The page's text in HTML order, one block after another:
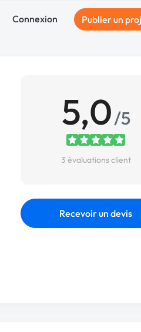
Connexion Publier un
5,0/5
3 évaluations client
Recevoir un devis